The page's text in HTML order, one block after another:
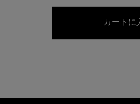
カートに